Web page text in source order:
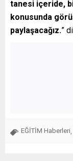
tanesi içeride,
konusunda
paylaşacağız.”
EĞİTİM Haberleri